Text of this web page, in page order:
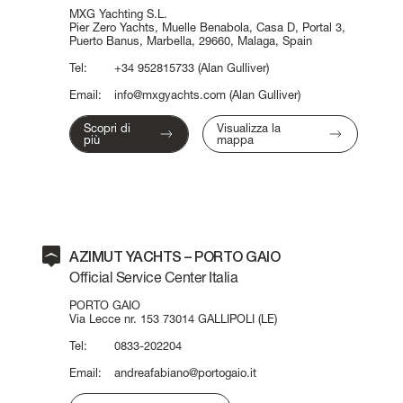
MXG Yachting S.L.
Pier Zero Yachts, Muelle Benabola, Casa D, Portal 3,
Puerto Banus, Marbella, 29660, Malaga, Spain
Tel:
+34 952815733 (Alan Gulliver)
Email:
info@mxgyachts.com (Alan Gulliver)
Scopri di
più
Visualizza la
mappa
AZIMUT YACHTS – PORTO GAIO
Official Service Center Italia
PORTO GAIO
Via Lecce nr. 153 73014 GALLIPOLI (LE)
Tel:
0833-202204
Email:
andreafabiano@portogaio.it